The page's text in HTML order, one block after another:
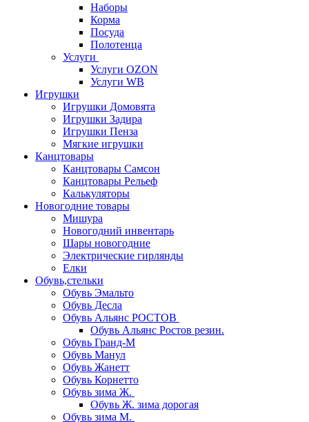
Наборы
Корма
Посуда
Полотенца
Услуги
Услуги OZON
Услуги WB
Игрушки
Игрушки Домовята
Игрушки Задира
Игрушки Пенза
Мягкие игрушки
Канцтовары
Канцтовары Самсон
Канцтовары Рельеф
Калькуляторы
Новогодние товары
Мишура
Новогодний инвентарь
Шары новогодние
Электрические гирлянды
Елки
Обувь,стельки
Обувь Эмальто
Обувь Десла
Обувь Альянс РОСТОВ
Обувь Альянс Ростов резин.
Обувь Гранд-М
Обувь Манул
Обувь Жанетт
Обувь Корнетто
Обувь зима Ж.
Обувь Ж. зима дорогая
Обувь зима М.